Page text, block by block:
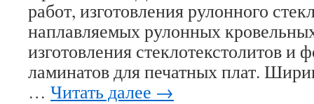
работ, изготовления рулонного
наплавляемых рулонных
изготовления стеклотекстолитов и
ламинатов для печатных плат.
… Читать далее →